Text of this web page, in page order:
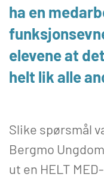
ha en
elevene at
helt lik alle
Slike spørsmål
Bergmo
ut en HELT